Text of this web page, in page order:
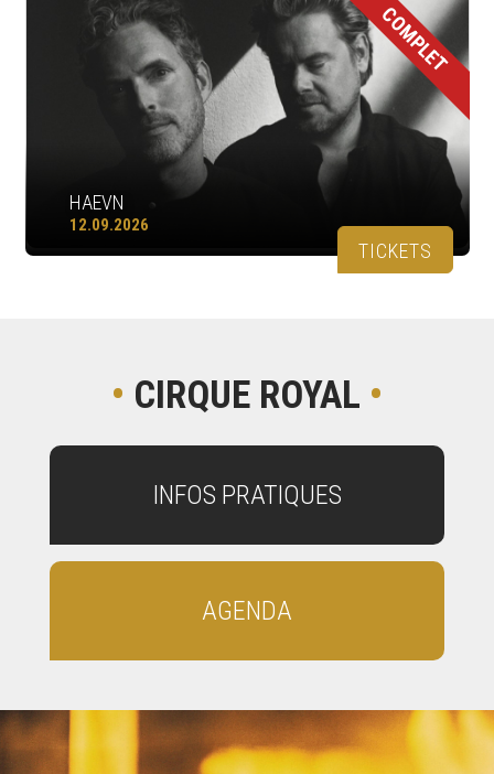
COMPLET
HAEVN
12.09.2026
TICKETS
• CIRQUE ROYAL •
INFOS PRATIQUES
AGENDA